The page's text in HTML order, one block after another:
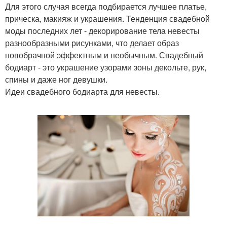
Для этого случая всегда подбирается лучшее платье,
прическа, макияж и украшения. Тенденция свадебной
моды последних лет - декорирование тела невесты
разнообразными рисунками, что делает образ
новобрачной эффектным и необычным. Свадебный
бодиарт - это украшение узорами зоны декольте, рук,
спины и даже ног девушки.
Идеи свадебного бодиарта для невесты.